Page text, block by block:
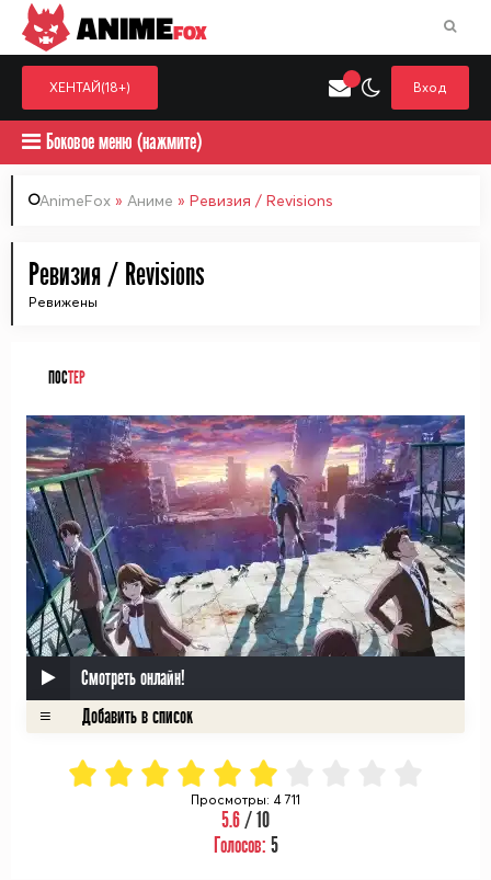
Выберите одну категорию для поиска
ANIMEFOX
ХЕНТАЙ(18+) Вход
Боковое меню (нажмите)
AnimeFox » Аниме » Ревизия / Revisions
Ревизия / Revisions
Ревижены
ПОСТЕР
Смотреть онлайн!
Просмотры: 4 711
5.6/ 10
Голосов: 5